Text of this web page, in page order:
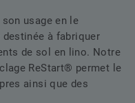
usage en le
à fabriquer
de sol en lino. Notre
ReStart® permet le
ainsi que des